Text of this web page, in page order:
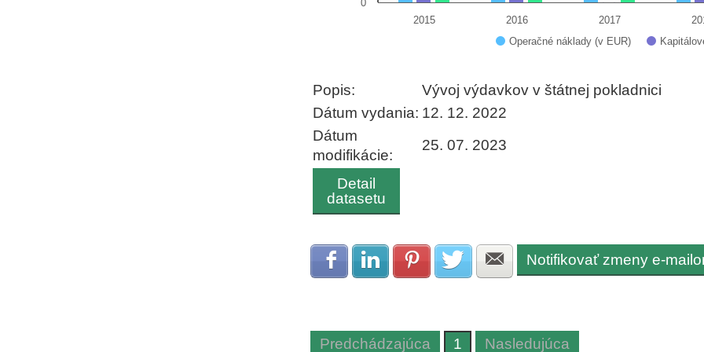
Operačné náklady (v EUR)
2015 2016 2017
0
Popis:
Vývoj výdavkov v štátnej pokladnici
Dátum vydania: 12. 12. 2022
Dátum
modifikácie:
25. 07. 2023
Detail
datasetu
Zdielať na Facebook
Zdielať na LinkedIn
Zdielať na Pinterest
Zdielať na Twitter
Zdielať na E-mail
Notifikovať zmeny e-
Predchádzajúca 1 Nasledujúca